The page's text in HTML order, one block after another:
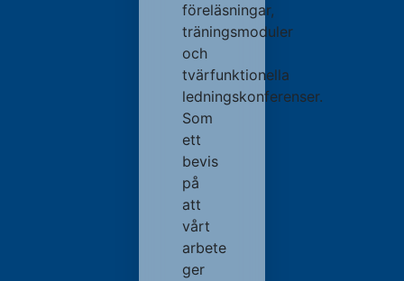
föreläsningar,
träningsmoduler
och
tvärfunktionella
ledningskonferenser.
Som
ett
bevis
på
att
vårt
arbete
ger